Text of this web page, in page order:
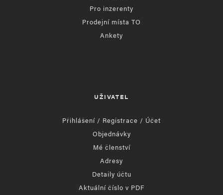
Pro inzerenty
Prodejní místa TO
Ankety
UŽIVATEL
Přihlášení / Registrace / Účet
Objednávky
Mé členství
Adresy
Detaily účtu
Aktuální číslo v PDF